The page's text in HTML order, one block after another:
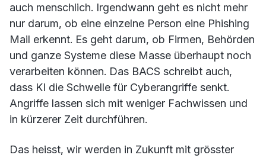
auch menschlich. Irgendwann geht es nicht mehr
nur darum, ob eine einzelne Person eine Phishing
Mail erkennt. Es geht darum, ob Firmen, Behörden
und ganze Systeme diese Masse überhaupt noch
verarbeiten können. Das BACS schreibt auch,
dass KI die Schwelle für Cyberangriffe senkt.
Angriffe lassen sich mit weniger Fachwissen und
in kürzerer Zeit durchführen.
Das heisst, wir werden in Zukunft mit grösster